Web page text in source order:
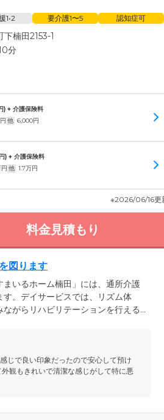
1•2 要介護1〜5 認知症可
楠田2153-1
分
) + 介護保険料
他 6,000円
円) + 介護保険料
他 1.7万円
※2026/06/16更
料金見積もり
図ります
いるホーム楠田」には、通所介護
。デイサービスでは、リズム体
がらリハビリテーションを行える
者様・ご家族様ともにご好評いた
じで良い印象だったので安心して預け
観もきれいで清潔な感じがして特に悪